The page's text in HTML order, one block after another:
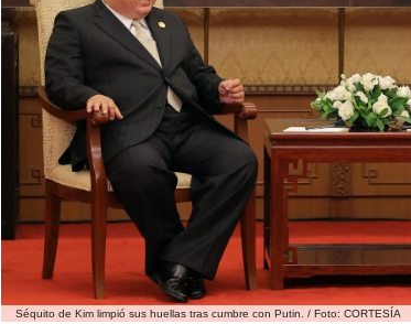
Séquito de Kim limpió sus huellas tras cumbre con Putin. / Foto: CORTESÍA